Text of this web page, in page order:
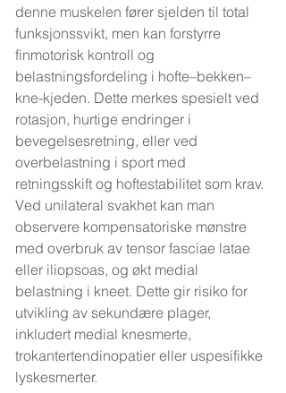
denne muskelen fører sjelden til total
funksjonssvikt, men kan forstyrre
finmotorisk kontroll og
belastningsfordeling i hofte–bekken–
kne-kjeden. Dette merkes spesielt ved
rotasjon, hurtige endringer i
bevegelsesretning, eller ved
overbelastning i sport med
retningsskift og hoftestabilitet som krav.
Ved unilateral svakhet kan man
observere kompensatoriske mønstre
med overbruk av tensor fasciae latae
eller iliopsoas, og økt medial
belastning i kneet. Dette gir risiko for
utvikling av sekundære plager,
inkludert medial knesmerte,
trokantertendinopatier eller uspesifikke
lyskesmerter.